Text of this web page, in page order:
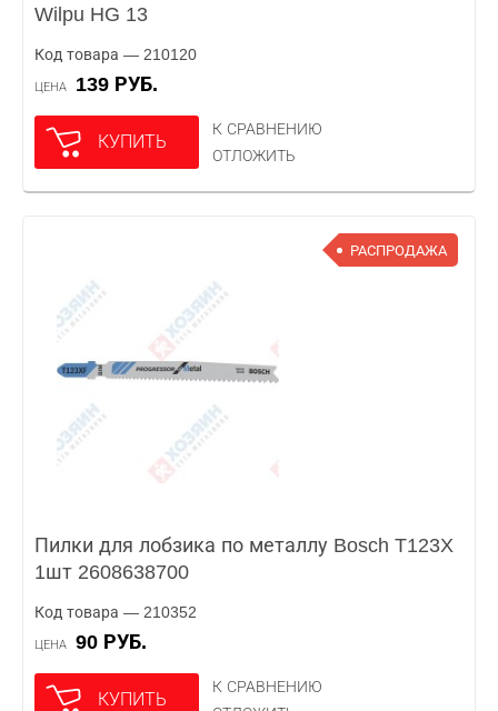
Wilpu HG 13
Код товара — 210120
ЦЕНА 139 РУБ.
КУПИТЬ
К СРАВНЕНИЮ
ОТЛОЖИТЬ
РАСПРОДАЖА
Пилки для лобзика по металлу Bosch T123X
1шт 2608638700
Код товара — 210352
ЦЕНА 90 РУБ.
КУПИТЬ
К СРАВНЕНИЮ